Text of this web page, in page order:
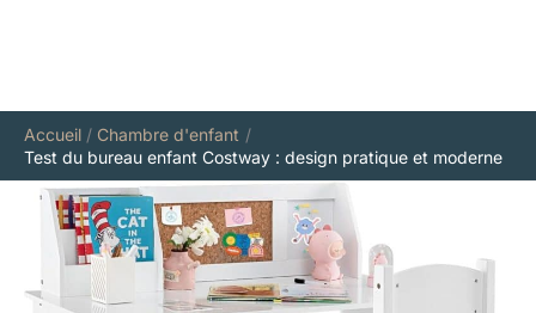
Accueil
Chambre d'enfant
Test du bureau enfant Costway : design pratique et moderne